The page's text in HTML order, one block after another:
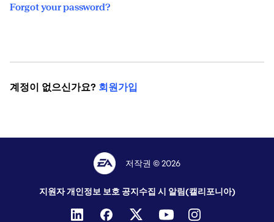
Forgot your password?
계정이 없으신가요? 회원가입
저작권 © 2026
지원자 개인정보 보호 공지수집 시 알림(캘리포니아)